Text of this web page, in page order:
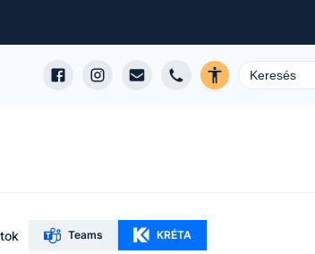
Teams KRÉTA